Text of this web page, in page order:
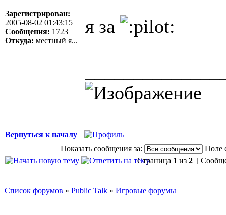
Зарегистрирован:
2005-08-02 01:43:15
Сообщения: 1723
Откуда: местный я...
я за
Вернуться к началу
Показать сообщения за:
Поле
Страница 1 из 2 [
Список форумов » Public Talk » Игровые форумы